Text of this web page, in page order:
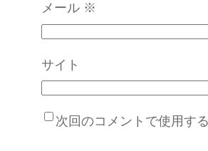
メール ※
サイト
次回のコメントで使用す